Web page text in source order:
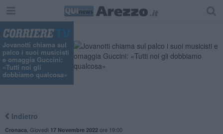
Jovanotti chiama sul
palco i suoi musicisti
e omaggia Guccini:
«Tutti noi gli
dobbiamo qualcosa»
Indietro
Cronaca Giovedì 17 Novembre 2022ore 19:00